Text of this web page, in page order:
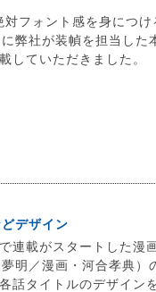
フォント感を身につけ
弊社が装幀を担当した
していただきました。
デザイン
連載がスタートした漫
明／漫画・河合孝典）
話タイトルのデザイン